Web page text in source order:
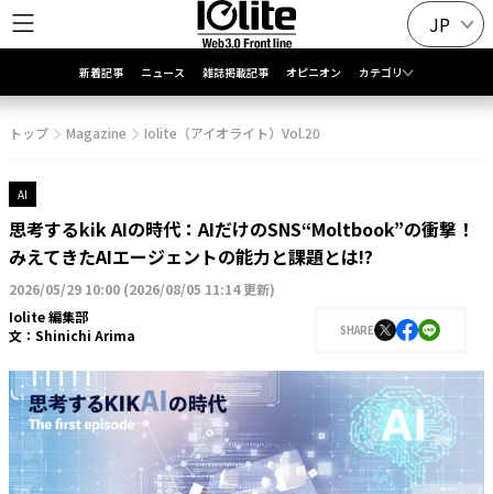
JP
新着記事 ニュース 雑誌掲載記事 オピニオン カテゴリ
トップ Magazine Iolite（アイオライト）Vol.20
AI
思考するkik AIの時代：AIだけのSNS“Moltbook”の衝撃！
みえてきたAIエージェントの能力と課題とは!?
2026/05/29 10:00 (2026/08/05 11:14 更新)
Iolite 編集部
文： Shinichi Arima SHARE